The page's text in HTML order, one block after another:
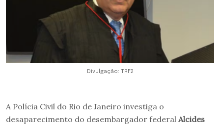
Divulgação: TRF2
A Polícia Civil do Rio de Janeiro investiga o
desaparecimento do desembargador federal Alcides